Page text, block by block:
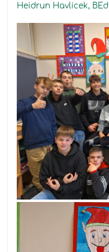
Heidrun Havlicek, BEd